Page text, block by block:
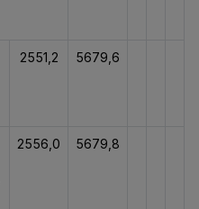
2551,2 5679,6
2556,0 5679,8